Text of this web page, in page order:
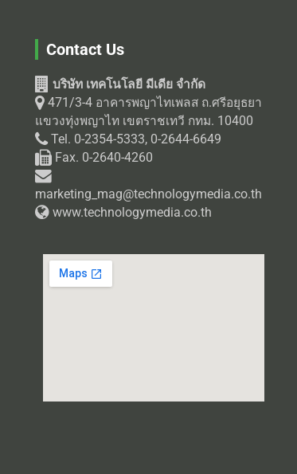
Contact Us
บริษัท เทคโนโลยี มีเดีย จำกัด
471/3-4 อาคารพญาไทเพลส ถ.ศรีอยุธยา
แขวงทุ่งพญาไท เขตราชเทวี กทม. 10400
Tel. 0-2354-5333, 0-2644-6649
Fax. 0-2640-4260
marketing_mag@technologymedia.co.th
www.technologymedia.co.th